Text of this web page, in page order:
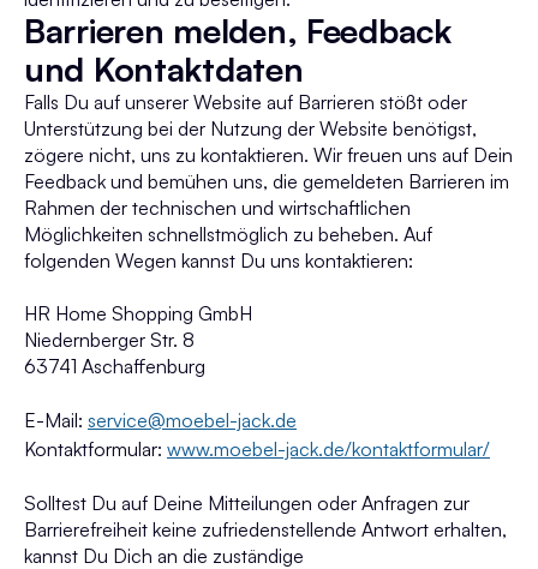
Barrieren melden, Feedback
und Kontaktdaten
Falls Du auf unserer Website auf Barrieren stößt oder
Unterstützung bei der Nutzung der Website benötigst,
zögere nicht, uns zu kontaktieren. Wir freuen uns auf Dein
Feedback und bemühen uns, die gemeldeten Barrieren im
Rahmen der technischen und wirtschaftlichen
Möglichkeiten schnellstmöglich zu beheben. Auf
folgenden Wegen kannst Du uns kontaktieren:
HR Home Shopping GmbH
Niedernberger Str. 8
63741 Aschaffenburg
E-Mail: service@moebel-jack.de
Kontaktformular: www.moebel-jack.de/kontaktformular/
Solltest Du auf Deine Mitteilungen oder Anfragen zur
Barrierefreiheit keine zufriedenstellende Antwort erhalten,
kannst Du Dich an die zuständige